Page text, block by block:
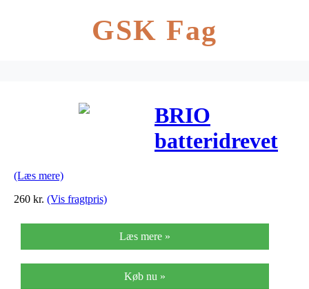
GSK Fag
BRIO
batteridrevet
(Læs mere)
260 kr. (Vis fragtpris)
Læs mere »
Køb nu »